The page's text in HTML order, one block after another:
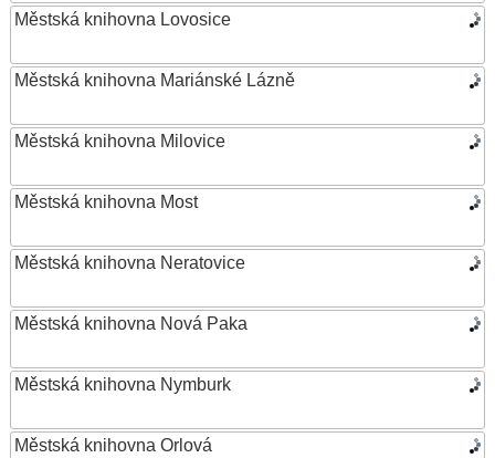
Městská knihovna Lovosice
Městská knihovna Mariánské Lázně
Městská knihovna Milovice
Městská knihovna Most
Městská knihovna Neratovice
Městská knihovna Nová Paka
Městská knihovna Nymburk
Městská knihovna Orlová